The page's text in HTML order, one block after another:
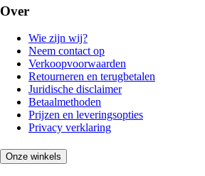
Over
Wie zijn wij?
Neem contact op
Verkoopvoorwaarden
Retourneren en terugbetalen
Juridische disclaimer
Betaalmethoden
Prijzen en leveringsopties
Privacy verklaring
Onze winkels